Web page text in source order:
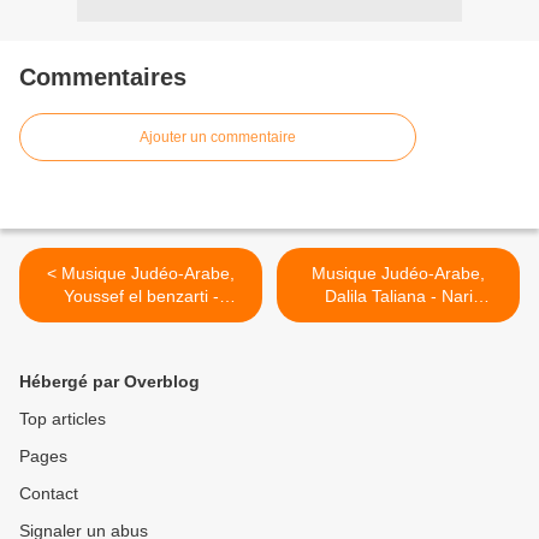
Commentaires
Ajouter un commentaire
< Musique Judéo-Arabe,
Youssef el benzarti -
Zendani staifi
Musique Judéo-Arabe,
Dalila Taliana - Nari
Dalouna >
Hébergé par Overblog
Top articles
Pages
Contact
Signaler un abus